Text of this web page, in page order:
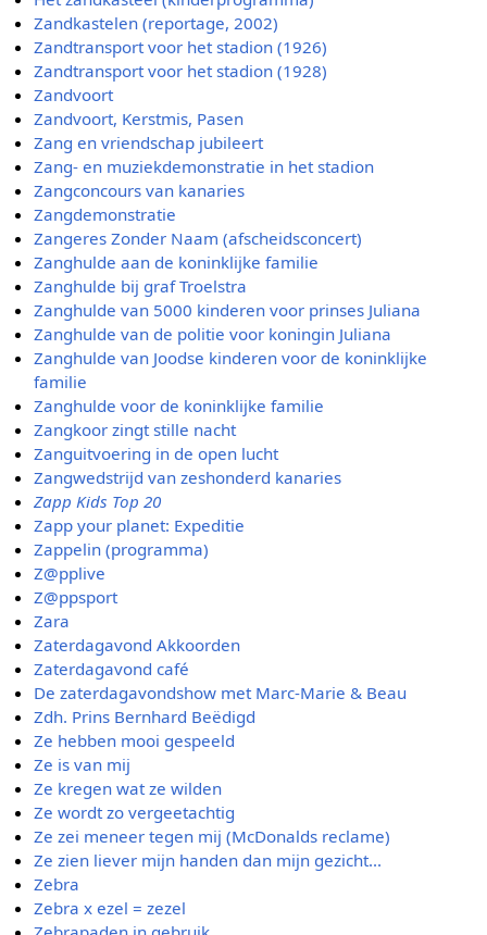
Zandkastelen (reportage, 2002)
Zandtransport voor het stadion (1926)
Zandtransport voor het stadion (1928)
Zandvoort
Zandvoort, Kerstmis, Pasen
Zang en vriendschap jubileert
Zang- en muziekdemonstratie in het stadion
Zangconcours van kanaries
Zangdemonstratie
Zangeres Zonder Naam (afscheidsconcert)
Zanghulde aan de koninklijke familie
Zanghulde bij graf Troelstra
Zanghulde van 5000 kinderen voor prinses Juliana
Zanghulde van de politie voor koningin Juliana
Zanghulde van Joodse kinderen voor de koninklijke
familie
Zanghulde voor de koninklijke familie
Zangkoor zingt stille nacht
Zanguitvoering in de open lucht
Zangwedstrijd van zeshonderd kanaries
Zapp Kids Top 20
Zapp your planet: Expeditie
Zappelin (programma)
Z@pplive
Z@ppsport
Zara
Zaterdagavond Akkoorden
Zaterdagavond café
De zaterdagavondshow met Marc-Marie & Beau
Zdh. Prins Bernhard Beëdigd
Ze hebben mooi gespeeld
Ze is van mij
Ze kregen wat ze wilden
Ze wordt zo vergeetachtig
Ze zei meneer tegen mij (McDonalds reclame)
Ze zien liever mijn handen dan mijn gezicht...
Zebra
Zebra x ezel = zezel